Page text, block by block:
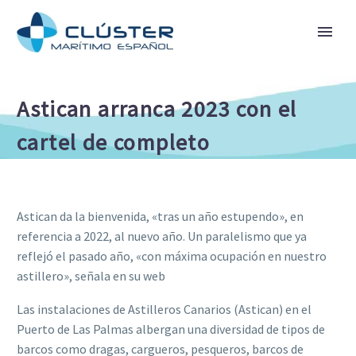
Astican arranca 2023 con el
cartel de completo
Astican da la bienvenida, «tras un año estupendo», en
referencia a 2022, al nuevo año. Un paralelismo que ya
reflejó el pasado año, «con máxima ocupación en nuestro
astillero», señala en su web
Las instalaciones de Astilleros Canarios (Astican) en el
Puerto de Las Palmas albergan una diversidad de tipos de
barcos como dragas, cargueros, pesqueros, barcos de